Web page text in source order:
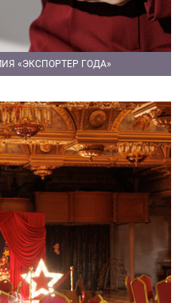
«ЭКСПОРТЕР ГОДА»